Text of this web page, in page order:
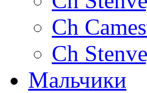
Ch
Ch
Мальчики